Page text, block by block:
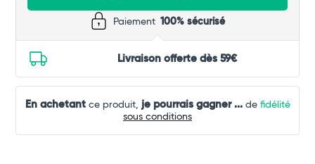
Paiement 100% sécurisé
Livraison offerte dès 59€
En achetantce produit, je pourrais gagner ...de fidélité
sous conditions